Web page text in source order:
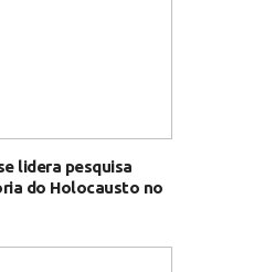
lidera pesquisa
do Holocausto no